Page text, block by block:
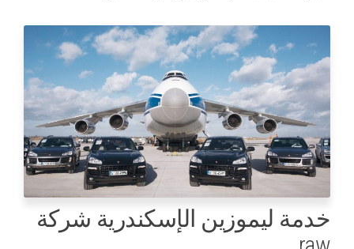
خدمة ليموزين الإسكندرية شركة